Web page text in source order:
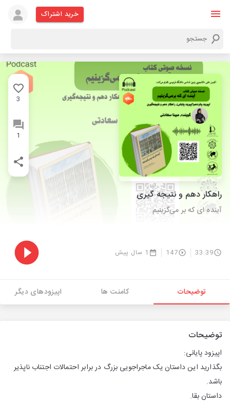
خرید اشتراک
3
1
راهکار دهم و نتیجه گیری
آینده ای که بر ‌می‌گزینیم
33:39
147 1 سال پیش
توضیحات کامنت ها اپیزودهای دیگر
توضیحات
اپیزود پایانی:
بگذارید این داستان یک ماجراجویی بزرگ در برابر احتمالات اجتناب ناپذیر
باشد.
داستان بقا.